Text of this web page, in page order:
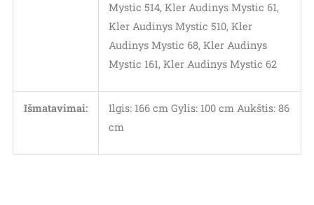
Mystic 514, Kler Audinys Mystic 61,
Kler Audinys Mystic 510, Kler
Audinys Mystic 68, Kler Audinys
Mystic 161, Kler Audinys Mystic 62
Išmatavimai:
Ilgis: 166 cm Gylis: 100 cm Aukštis: 86
cm